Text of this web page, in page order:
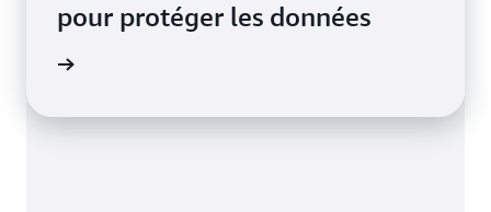
pour protéger les données